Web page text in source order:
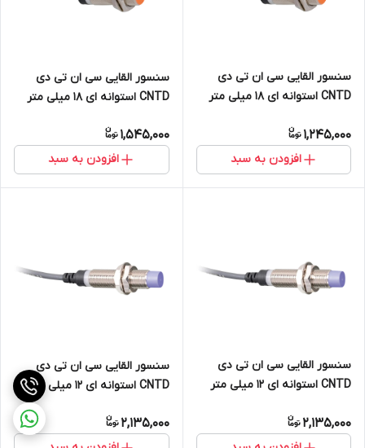
سنسور القایی سی ان تی دی
CNTD استوانه ای 18 میلی متر
مدل CJY18E-05KB
1,245,000
افزودن به سبد
سنسور القایی سی ان تی دی
CNTD استوانه ای 18 میلی متر
مدل CJY18E-05NC
1,545,000
افزودن به سبد
سنسور القایی سی ان تی دی
CNTD استوانه ای 12 میلی متر
مدل CJY12S-07NC
2,135,000
سنسور القایی سی ان تی دی
CNTD استوانه ای 12 میلی متر
دید 7mm خروجی PNP NO+NC
مدل CJY12S-07PC
2,135,000